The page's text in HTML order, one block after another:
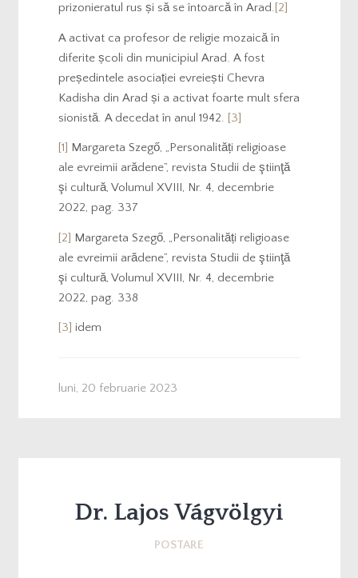
prizonieratul rus și să se întoarcă în Arad.[2]
A activat ca profesor de religie mozaică în
diferite școli din municipiul Arad. A fost
președintele asociației evreiești Chevra
Kadisha din Arad și a activat foarte mult sfera
sionistă. A decedat în anul 1942. [3]
[1] Margareta Szegő, „Personalități religioase
ale evreimii arădene”, revista Studii de ştiinţă
şi cultură, Volumul XVIII, Nr. 4, decembrie
2022, pag. 337
[2] Margareta Szegő, „Personalități religioase
ale evreimii arădene”, revista Studii de ştiinţă
şi cultură, Volumul XVIII, Nr. 4, decembrie
2022, pag. 338
[3] idem
luni, 20 februarie 2023
Dr. Lajos Vágvölgyi
POSTARE